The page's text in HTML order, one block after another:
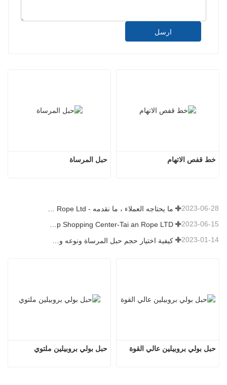
ارسل
حبل المرساة خط قفص الاتهام
2023-06-28
Rope Factory-One Stop Shopping Center-Tai an Rope LTD 2023-06-15
2023-01-14
حبل بولي بروبيلين ملتوي حبل بولي بروبيلين عالي القوة